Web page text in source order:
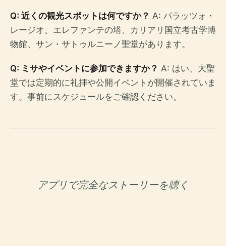
Q: 近くの観光スポットは何ですか？ A: パラッツォ・
レージオ、エレファンテの塔、カリアリ国立考古学博
物館、サン・サトゥルニーノ聖堂があります。
Q: ミサやイベントに参加できますか？ A: はい、大聖
堂では定期的に礼拝や公開イベントが開催されていま
す。事前にスケジュールをご確認ください。
アプリで完全なストーリーを聴く